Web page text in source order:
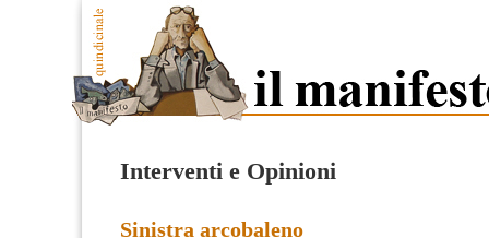
Interventi e Opinioni
Sinistra arcobaleno